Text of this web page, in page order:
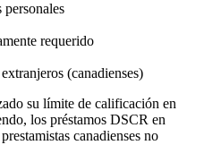
requerido
(canadienses)
su límite de calificación en
los préstamos DSCR en
canadienses no